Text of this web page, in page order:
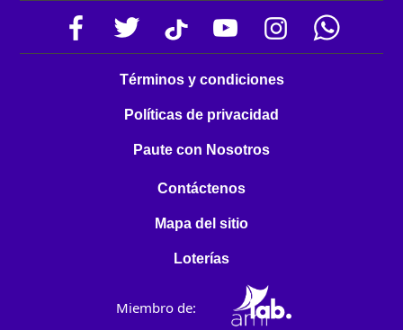
Términos y condiciones
Políticas de privacidad
Paute con Nosotros
Contáctenos
Mapa del sitio
Loterías
Miembro de: